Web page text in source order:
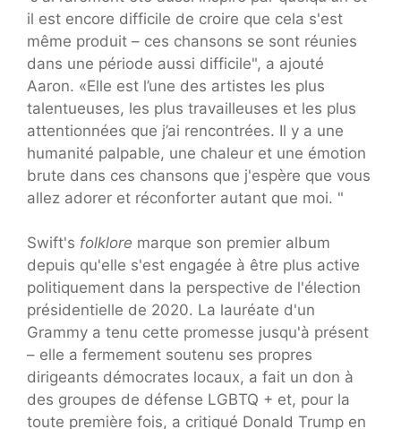
il est encore difficile de croire que cela s'est
même produit – ces chansons se sont réunies
dans une période aussi difficile", a ajouté
Aaron. «Elle est l’une des artistes les plus
talentueuses, les plus travailleuses et les plus
attentionnées que j’ai rencontrées. Il y a une
humanité palpable, une chaleur et une émotion
brute dans ces chansons que j'espère que vous
allez adorer et réconforter autant que moi. "
Swift's folklore marque son premier album
depuis qu'elle s'est engagée à être plus active
politiquement dans la perspective de l'élection
présidentielle de 2020. La lauréate d'un
Grammy a tenu cette promesse jusqu'à présent
– elle a fermement soutenu ses propres
dirigeants démocrates locaux, a fait un don à
des groupes de défense LGBTQ + et, pour la
toute première fois, a critiqué Donald Trump en